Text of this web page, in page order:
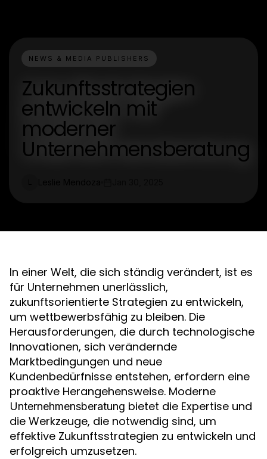
NEWS & MEDIA PUBLISHERS
Zukunftsstrategien
entwickeln mit
moderner
Unternehmensberatung
In einer Welt, die sich ständig verändert, ist es
für Unternehmen unerlässlich,
zukunftsorientierte Strategien zu entwickeln,
um wettbewerbsfähig zu bleiben. Die
Herausforderungen, die durch technologische
Innovationen, sich verändernde
Marktbedingungen und neue
Kundenbedürfnisse entstehen, erfordern eine
proaktive Herangehensweise. Moderne
Unternehmensberatung bietet die Expertise und
die Werkzeuge, die notwendig sind, um
effektive Zukunftsstrategien zu entwickeln und
erfolgreich umzusetzen.